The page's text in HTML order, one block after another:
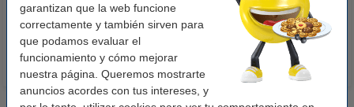
garantizan que la web funcione
correctamente y también sirven para
que podamos evaluar el
funcionamiento y cómo mejorar
nuestra página. Queremos mostrarte
anuncios acordes con tus intereses, y
10,50 € Incl. 21% IVA 14,50 € Incl. 21% IVA